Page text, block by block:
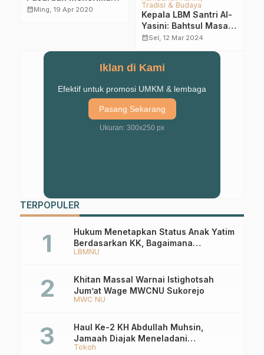
1000 Paket Sembako
calendar_monthMing, 19 Apr 2020
Tradisi & Budaya
Kepala LBM Santri Al-
Yasini: Bahtsul Masail
Ciri Pesantren Salaf
calendar_monthSel, 12 Mar 2024
Iklan di Kami
Efektif untuk promosi UMKM & lembaga
Pasang Sekarang
Ukuran: 300x250 px
TERPOPULER
LBMNU
Hukum Menetapkan Status Anak Yatim
Berdasarkan KK, Bagaimana
Ketentuannya?
MWC NU
Khitan Massal Warnai Istighotsah
Jum’at Wage MWCNU Sukorejo
Tokoh
Haul Ke-2 KH Abdullah Muhsin,
Jamaah Diajak Meneladani
Keistiqamahan